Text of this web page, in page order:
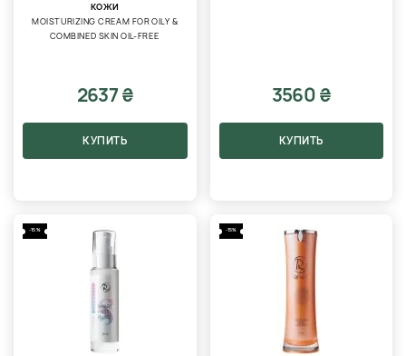
КОЖИ
MOISTURIZING CREAM FOR OILY &
COMBINED SKIN OIL-FREE
2637 ₴
КУПИТЬ
3560 ₴
КУПИТЬ
-15% -15%